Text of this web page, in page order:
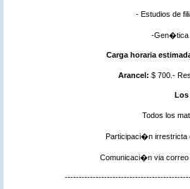
- Estudios de
-Gen�tica
Carga horaria
Arancel: $ 700.-
Los
Todos los
Participaci�n irrestricta
Comunicaci�n via